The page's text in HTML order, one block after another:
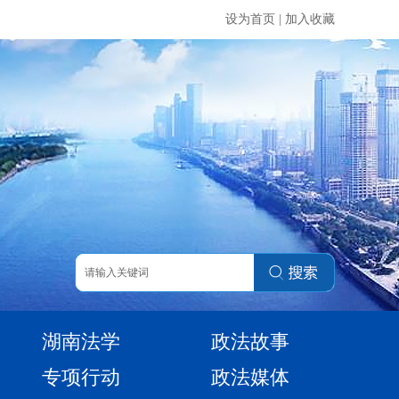
设为首页 加入收藏
湖南法学
政法故事
专项行动
政法媒体